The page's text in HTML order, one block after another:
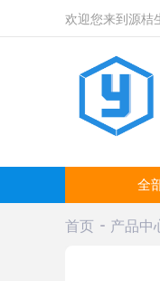
欢迎您来到源桔
全
首页 产品中